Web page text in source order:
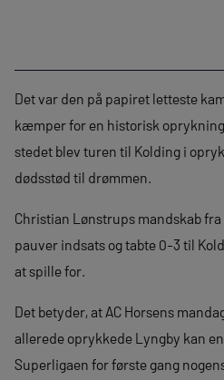
Det var den på papiret letteste
kæmper for en historisk
stedet blev turen til Kolding i
dødsstød til drømmen.
Christian Lønstrups mandskab
pauver indsats og tabte 0-3 til
at spille for.
Det betyder, at AC Horsens
allerede oprykkede Lyngby kan
Superligaen for første gang